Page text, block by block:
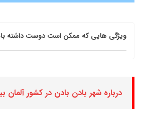
ویژگی هایی که ممکن است دوست داشته
درباره شهر بادن بادن در کشور آلمان